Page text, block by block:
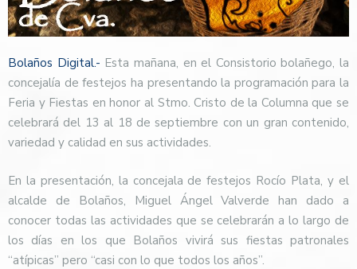
Bolaños Digital.- Esta mañana, en el Consistorio bolañego, la
concejalía de festejos ha presentando la programación para la
Feria y Fiestas en honor al Stmo. Cristo de la Columna que se
celebrará del 13 al 18 de septiembre con un gran contenido,
variedad y calidad en sus actividades.
En la presentación, la concejala de festejos Rocío Plata, y el
alcalde de Bolaños, Miguel Ángel Valverde han dado a
conocer todas las actividades que se celebrarán a lo largo de
los días en los que Bolaños vivirá sus fiestas patronales
“atípicas” pero “casi con lo que todos los años”.